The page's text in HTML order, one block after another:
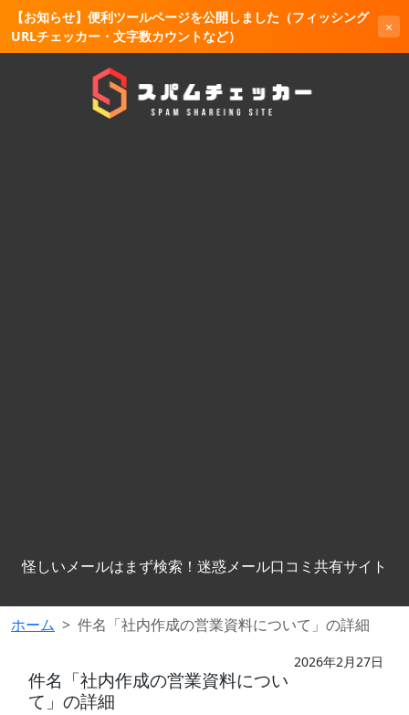
【お知らせ】便利ツールページを公開しました（フィッシング
URLチェッカー・文字数カウントなど）
×
怪しいメールはまず検索！迷惑メール口コミ共有サイト
ホーム 件名「社内作成の営業資料について」の詳細
件名「社内作成の営業資料につい
て」の詳細
2026年2月27日